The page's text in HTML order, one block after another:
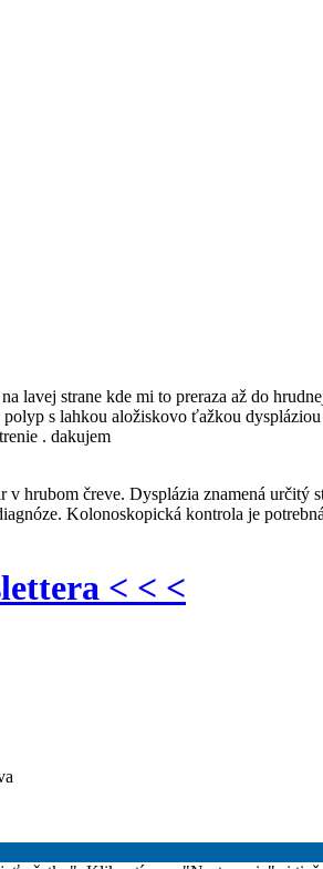
lavej strane kde mi to preraza až do
s lahkou aložiskovo ťažkou
. dakujem
hrubom čreve. Dysplázia znamená
Kolonoskopická kontrola je
< < <